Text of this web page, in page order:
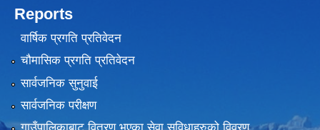
Reports
वार्षिक प्रगति प्रतिवेदन
चौमासिक प्रगति प्रतिवेदन
सार्वजनिक सुनुवाई
सार्वजनिक परीक्षण